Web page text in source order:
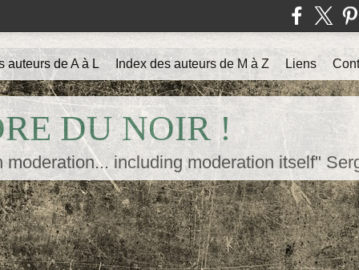
DU NOIR !
moderation... including moderation itself"
auteurs de A à L Index des auteurs de M à Z Liens